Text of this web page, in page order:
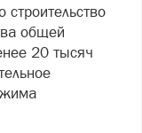
общей
20 тысяч